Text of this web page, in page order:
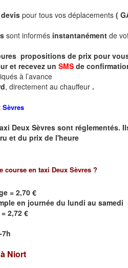
pour tous vos déplacements (
sont informés instantanément de
propositions de prix pour
et recevez un SMS de
à l’avance
, directement au chauffeur .
Sèvres
Deux Sèvres sont réglementés.
et du prix de l'heure
course en taxi Deux Sèvres ?
= 2,70 €
en journée du lundi au samedi
2,72 €
Niort